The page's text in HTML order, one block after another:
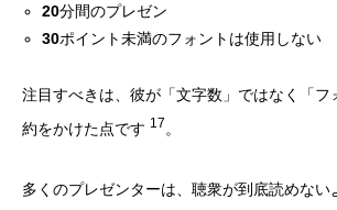
20分間のプレゼン
30ポイント未満のフォントは使用しない
注目すべきは、彼が「文字数」ではなく「フ
約をかけた点です 17 。
多くのプレゼンターは、聴衆が到底読めない